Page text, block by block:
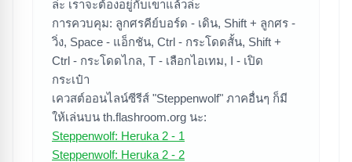
ค้นหาเกม
ล่ะ เราจะต้องอยู่กับเขาแล้วล่ะ
การควบคุม: ลูกศรคีย์บอร์ด - เดิน, Shift + ลูกศร -
วิ่ง, Space - แอ็กชัน, Ctrl - กระโดดสั้น, Shift +
Ctrl - กระโดดไกล, T - เลือกไอเทม, I - เปิด
กระเป๋า
เควสต์ออนไลน์ซีรีส์ "Steppenwolf" ภาคอื่นๆ ก็มี
ให้เล่นบน th.flashroom.org นะ:
Steppenwolf: Heruka 2 - 1
Steppenwolf: Heruka 2 - 2